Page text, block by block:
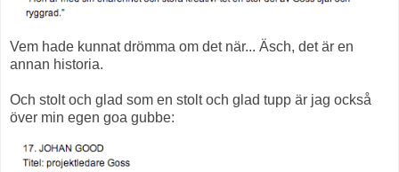
Vem hade kunnat drömma om det när... Äsch, det är en
annan historia.
Och stolt och glad som en stolt och glad tupp är jag också
över min egen goa gubbe: